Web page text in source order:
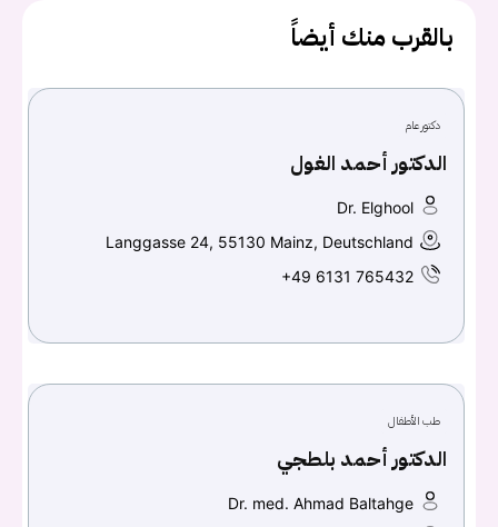
Don't have an account?
Continue withFacebook
بالقرب منك أيضاً
دكتور عام
الدكتور أحمد الغول
Dr. Elghool
Langgasse 24, 55130 Mainz, Deutschland
+49 6131 765432
طب الأطفال
الدكتور أحمد بلطجي
Dr. med. Ahmad Baltahge